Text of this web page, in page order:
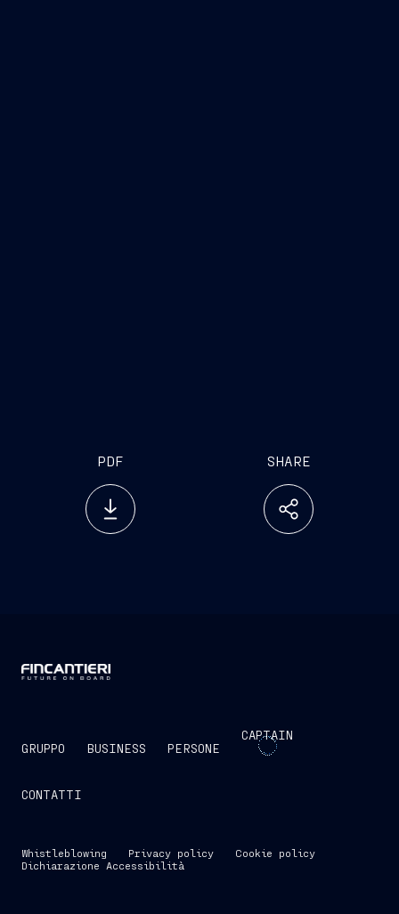
PDF SHARE
GRUPPO BUSINESS PERSONE
CAPTAIN
CONTATTI
Whistleblowing Privacy policy
Cookie policy
Dichiarazione Accessibilità